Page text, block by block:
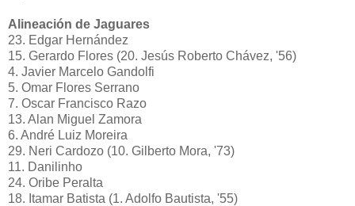
Alineación de Jaguares
23. Edgar Hernández
15. Gerardo Flores (20. Jesús Roberto Chávez, '56)
4. Javier Marcelo Gandolfi
5. Omar Flores Serrano
7. Oscar Francisco Razo
13. Alan Miguel Zamora
6. André Luiz Moreira
29. Neri Cardozo (10. Gilberto Mora, '73)
11. Danilinho
24. Oribe Peralta
18. Itamar Batista (1. Adolfo Bautista, '55)